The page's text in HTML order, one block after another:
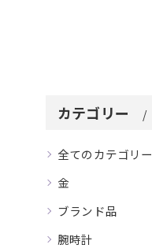
カテゴリー
全てのカテゴリー
金
ブランド品
腕時計